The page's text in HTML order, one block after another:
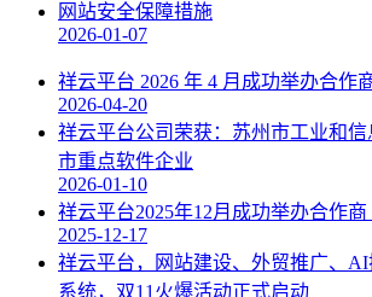
网站安全保障措施
2026-01-07
祥云平台 2026 年 4 月成功举办合作
2026-04-20
祥云平台公司荣获：苏州市工业和信
市重点软件企业
2026-01-10
祥云平台2025年12月成功举办合作商
2025-12-17
祥云平台，网站建设、外贸推广、
系统，双11火爆活动正式启动